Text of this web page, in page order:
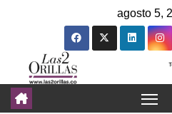
agosto 5,